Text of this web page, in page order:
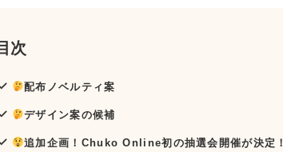
次
配布ノベルティ案
デザイン案の候補
追加企画！Chuko Online初の抽選会開催が決定！